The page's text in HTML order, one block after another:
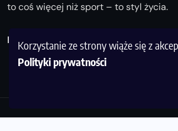
Korzystanie ze strony wiąże się z
Polityki prywatności
to coś więcej niż sport – to styl życia.
Biegaj z nami i odkrywaj swoją